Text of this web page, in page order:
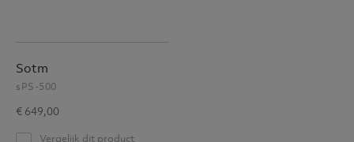
Sotm
sPS-500
€ 649,00
Vergelijk dit product